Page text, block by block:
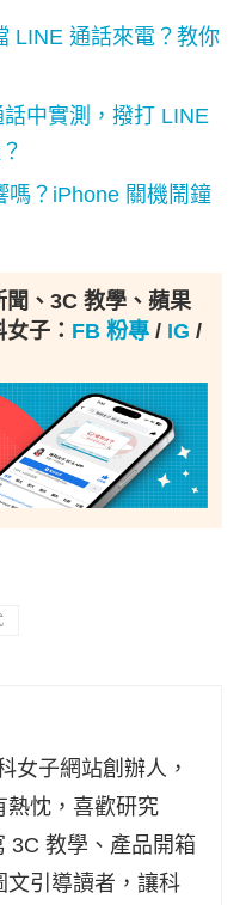
LINE 通話來電？教你
中實測，撥打 LINE
嗎？iPhone 關機鬧鐘
、3C 教學、蘋果
子： FB 粉專 / IG /
女子網站創辦人，
熱忱，喜歡研究
3C 教學、產品開箱
文引導讀者，讓科